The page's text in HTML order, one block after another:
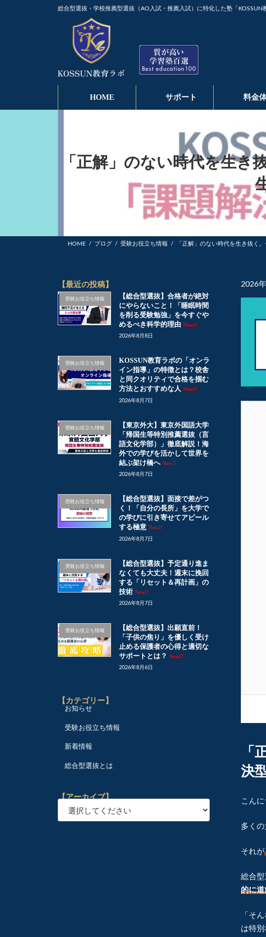
総合型選抜・学校推薦型選抜（AO入試・推薦入試）に特化した塾「
HOME サポート 料金
「正解」のない時代を生き
HOME ブログ 受験お役立ち情報 「正解」のない時代を生き抜く
2026
「
決
こん
多く
それが
総合型
的に
「そ
は特
【最近の投稿】
受験お役立ち情報
【総合型選抜】合格者が絶対
にやらないこと！「睡眠時間
を削る受験勉強」を今すぐや
めるべき科学的理由 New!!
2026年8月8日
受験お役立ち情報
KOSSUN教育ラボの「オンラ
イン指導」の特徴とは？校舎
と同クオリティで合格を掴む
方法とおすすめな人 New!!
2026年8月7日
受験お役立ち情報
【東京外大】東京外国語大学
「帰国生等特別推薦選抜（言
語文化学部）」徹底解説！海
外での学びを活かして世界を
結ぶ架け橋へ New!!
2026年8月7日
受験お役立ち情報
【総合型選抜】面接で差がつ
く！「自分の長所」を大学で
の学びに引き寄せてアピール
する極意 New!!
2026年8月7日
受験お役立ち情報
【総合型選抜】予定通り進ま
なくても大丈夫！週末に挽回
する「リセット＆再計画」の
技術 New!!
2026年8月7日
受験お役立ち情報
【総合型選抜】出願直前！
「子供の焦り」を優しく受け
止める保護者の心得と適切な
サポートとは？ New!!
2026年8月6日
【カテゴリー】
お知らせ
受験お役立ち情報
新着情報
総合型選抜とは
【アーカイブ】